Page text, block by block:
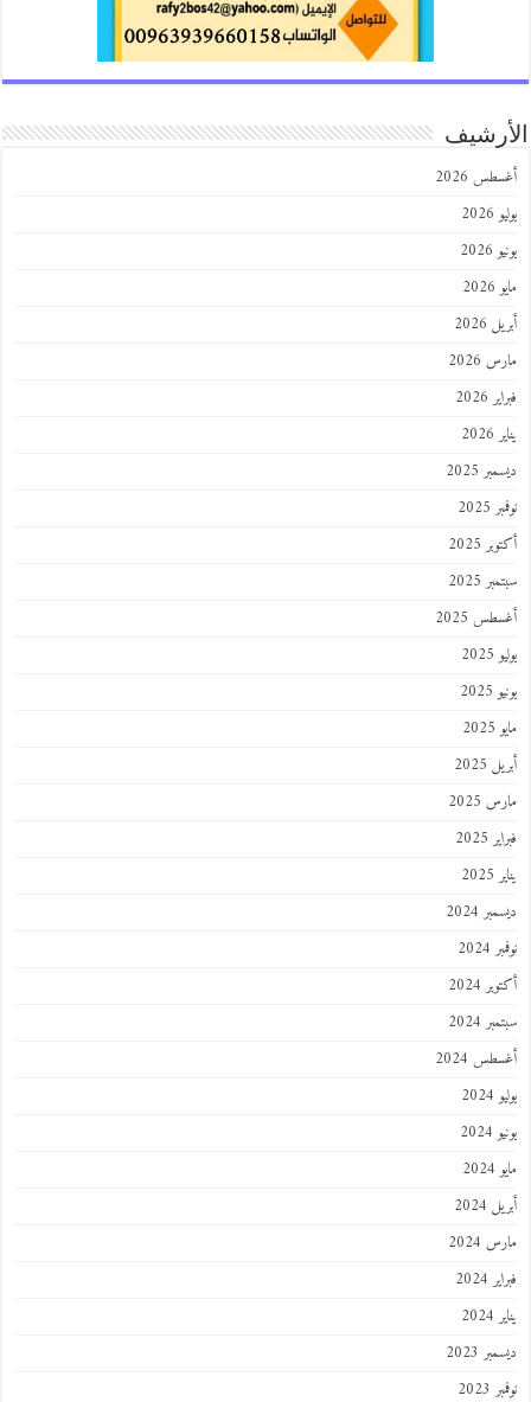
2026
2026
2025
2025
2025
2025
2025
2024
2024
2024
2024
2024
2023